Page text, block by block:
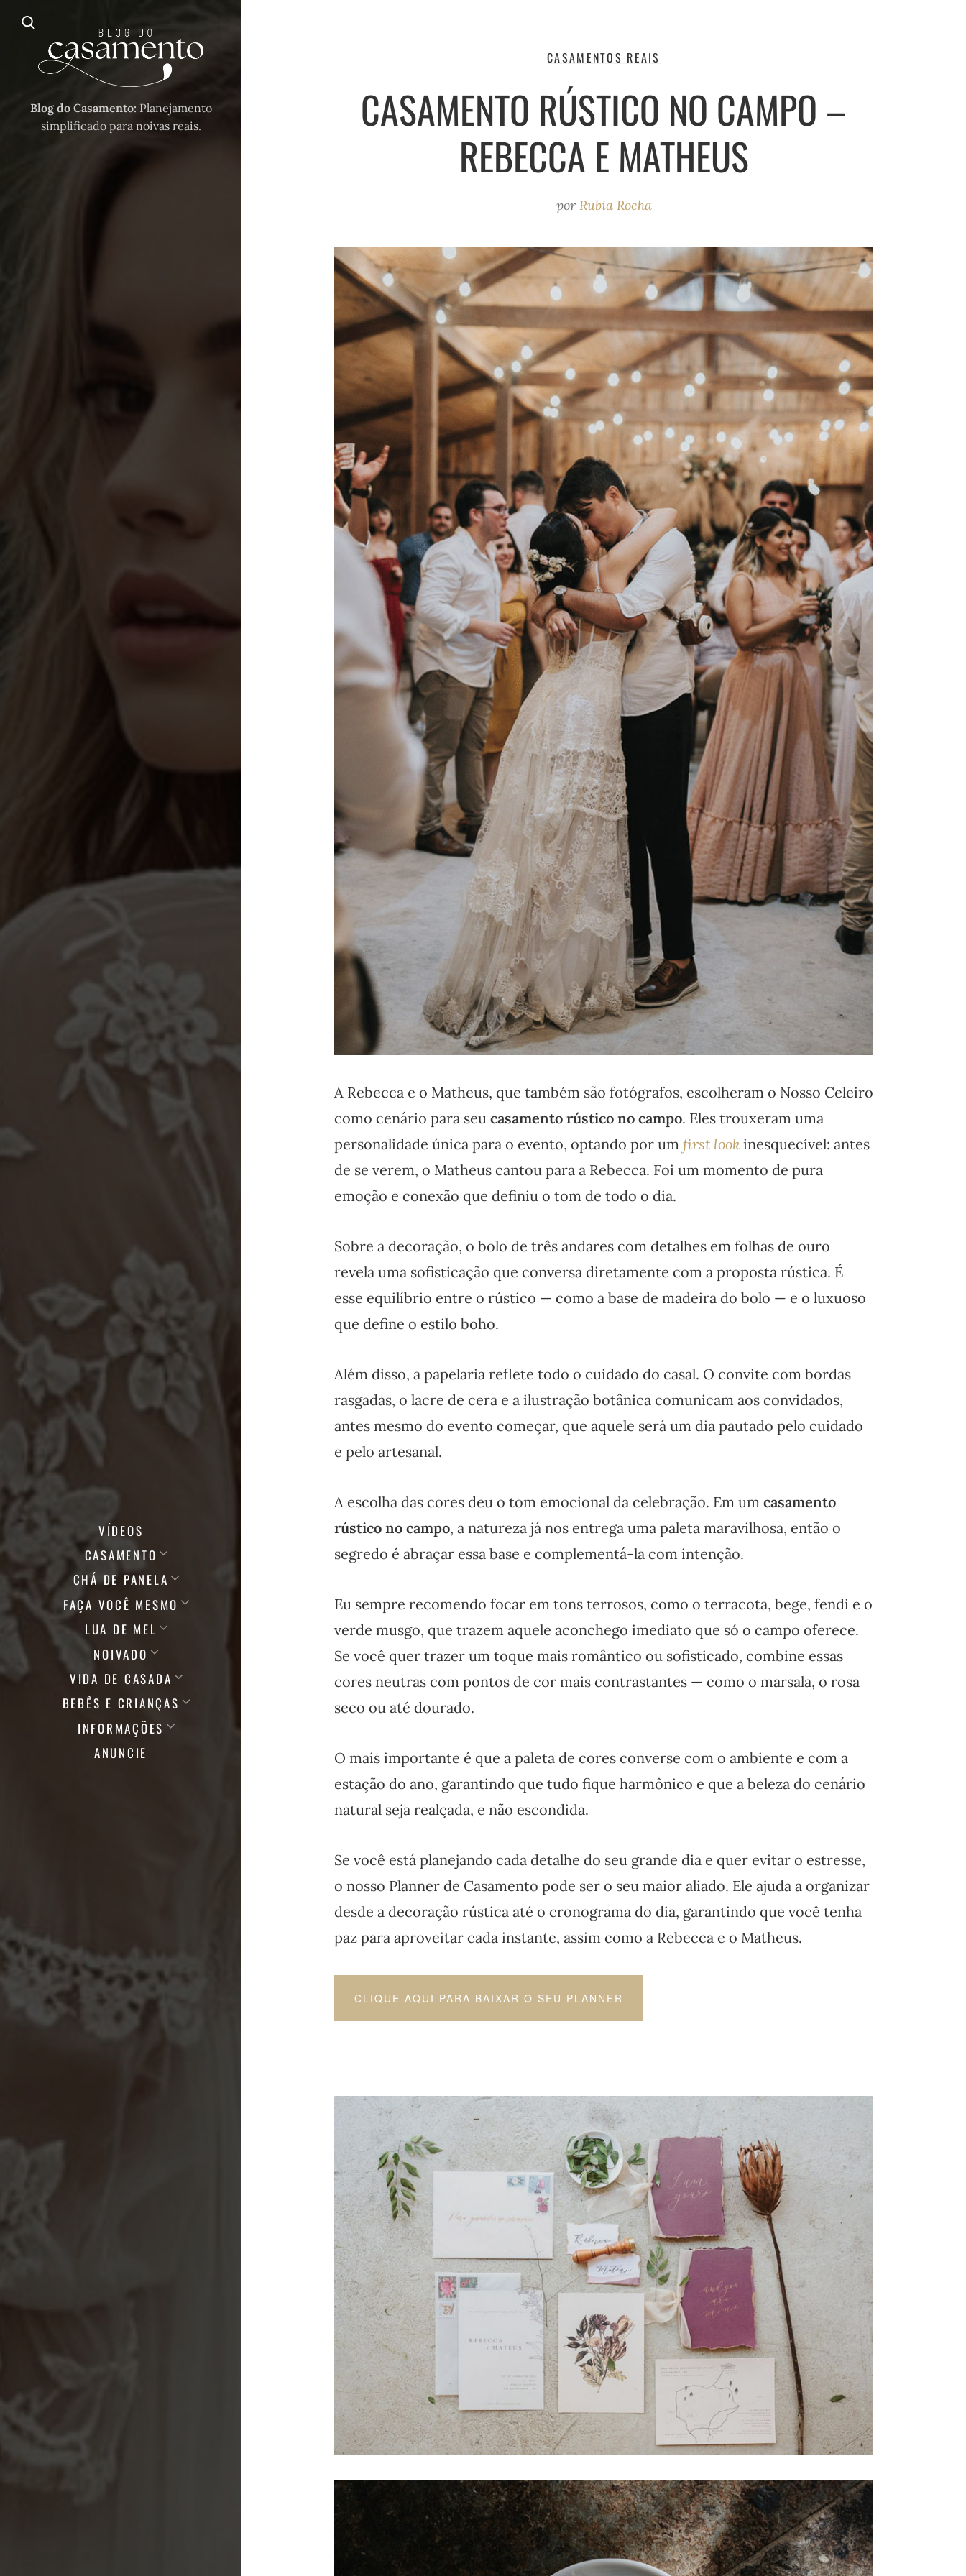
Blog do Casamento: Planejamento
simplificado para noivas reais.
VÍDEOS
CASAMENTO
CHÁ DE PANELA
FAÇA VOCÊ MESMO
LUA DE MEL
NOIVADO
VIDA DE CASADA
BEBÊS E CRIANÇAS
INFORMAÇÕES
ANUNCIE
CASAMENTOS REAIS
CASAMENTO RÚSTICO NO CAMPO –
REBECCA E MATHEUS
por Rubia Rocha
A Rebecca e o Matheus, que também são fotógrafos, escolheram o Nosso Celeiro
como cenário para seu casamento rústico no campo. Eles trouxeram uma
personalidade única para o evento, optando por um first look inesquecível: antes
de se verem, o Matheus cantou para a Rebecca. Foi um momento de pura
emoção e conexão que definiu o tom de todo o dia.
Sobre a decoração, o bolo de três andares com detalhes em folhas de ouro
revela uma sofisticação que conversa diretamente com a proposta rústica. É
esse equilíbrio entre o rústico — como a base de madeira do bolo — e o luxuoso
que define o estilo boho.
Além disso, a papelaria reflete todo o cuidado do casal. O convite com bordas
rasgadas, o lacre de cera e a ilustração botânica comunicam aos convidados,
antes mesmo do evento começar, que aquele será um dia pautado pelo cuidado
e pelo artesanal.
A escolha das cores deu o tom emocional da celebração. Em um casamento
rústico no campo, a natureza já nos entrega uma paleta maravilhosa, então o
segredo é abraçar essa base e complementá-la com intenção.
Eu sempre recomendo focar em tons terrosos, como o terracota, bege, fendi e o
verde musgo, que trazem aquele aconchego imediato que só o campo oferece.
Se você quer trazer um toque mais romântico ou sofisticado, combine essas
cores neutras com pontos de cor mais contrastantes — como o marsala, o rosa
seco ou até dourado.
O mais importante é que a paleta de cores converse com o ambiente e com a
estação do ano, garantindo que tudo fique harmônico e que a beleza do cenário
natural seja realçada, e não escondida.
Se você está planejando cada detalhe do seu grande dia e quer evitar o estresse,
o nosso Planner de Casamento pode ser o seu maior aliado. Ele ajuda a organizar
desde a decoração rústica até o cronograma do dia, garantindo que você tenha
paz para aproveitar cada instante, assim como a Rebecca e o Matheus.
CLIQUE AQUI PARA BAIXAR O SEU PLANNER